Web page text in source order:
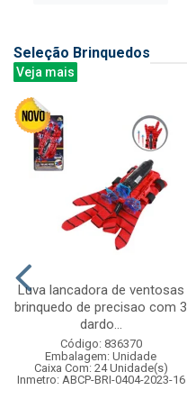
Seleção Brinquedos
Veja mais
Luva lancadora de ventosas
brinquedo de precisao com 3
dardo...
Código: 836370
Embalagem: Unidade
Caixa Com: 24 Unidade(s)
Inmetro: ABCP-BRI-0404-2023-16